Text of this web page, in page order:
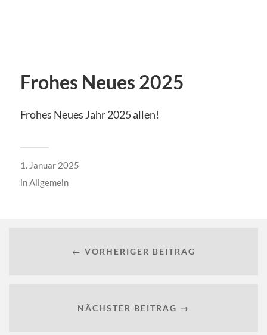
Frohes Neues 2025
Frohes Neues Jahr 2025 allen!
1. Januar 2025
inAllgemein
← VORHERIGER BEITRAG
NÄCHSTER BEITRAG →